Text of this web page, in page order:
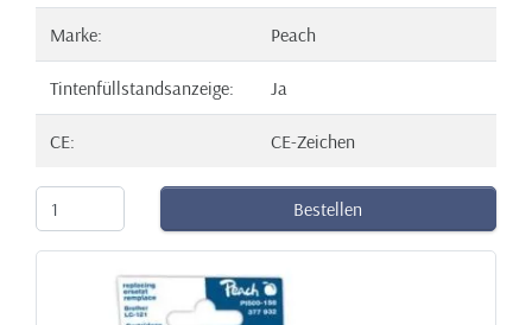
Marke: Peach
Tintenfüllstandsanzeige: Ja
CE: CE-Zeichen
Bestellen